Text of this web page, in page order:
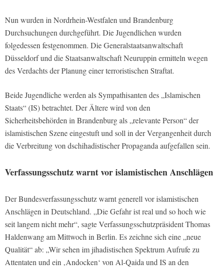
Nun wurden in Nordrhein-Westfalen und Brandenburg
Durchsuchungen durchgeführt. Die Jugendlichen wurden
folgedessen festgenommen. Die Generalstaatsanwaltschaft
Düsseldorf und die Staatsanwaltschaft Neuruppin ermitteln wegen
des Verdachts der Planung einer terroristischen Straftat.
Beide Jugendliche werden als Sympathisanten des „Islamischen
Staats“ (IS) betrachtet. Der Ältere wird von den
Sicherheitsbehörden in Brandenburg als „relevante Person“ der
islamistischen Szene eingestuft und soll in der Vergangenheit durch
die Verbreitung von dschihadistischer Propaganda aufgefallen sein.
Verfassungsschutz warnt vor islamistischen Anschlägen
Der Bundesverfassungsschutz warnt generell vor islamistischen
Anschlägen in Deutschland. „Die Gefahr ist real und so hoch wie
seit langem nicht mehr“, sagte Verfassungsschutzpräsident Thomas
Haldenwang am Mittwoch in Berlin. Es zeichne sich eine „neue
Qualität“ ab: „Wir sehen im jihadistischen Spektrum Aufrufe zu
Attentaten und ein ‚Andocken‘ von Al-Qaida und IS an den